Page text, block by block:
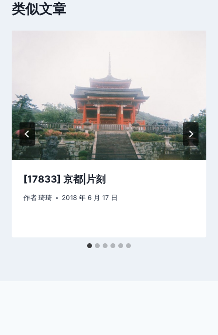
类似文章
[17833] 京都|片刻
作者琦琦 2018 年 6 月 17 日